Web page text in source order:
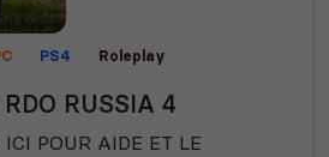
PS4 Roleplay
RUSSIA 4
POUR AIDE ET LE